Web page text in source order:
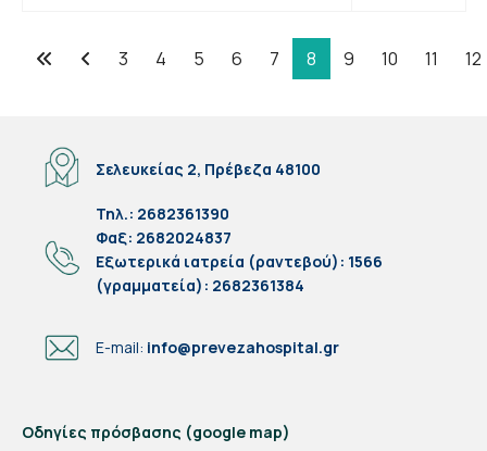
Σελίδα 8 από 102
3 4 5 6 7 8 9 10 11 12
Σελευκείας 2, Πρέβεζα 48100
Τηλ.: 2682361390
Φαξ: 2682024837
Eξωτερικά ιατρεία (ραντεβού): 1566
(γραμματεία): 2682361384
E-mail: info@prevezahospital.gr
Οδηγίες πρόσβασης (google map)